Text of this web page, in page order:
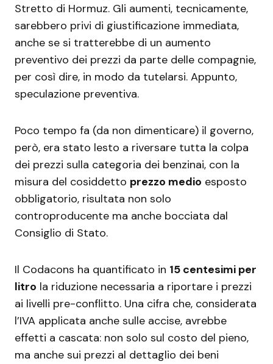
Stretto di Hormuz. Gli aumenti, tecnicamente,
sarebbero privi di giustificazione immediata,
anche se si tratterebbe di un aumento
preventivo dei prezzi da parte delle compagnie,
per così dire, in modo da tutelarsi. Appunto,
speculazione preventiva.
Poco tempo fa (da non dimenticare) il governo,
però, era stato lesto a riversare tutta la colpa
dei prezzi sulla categoria dei benzinai, con la
misura del cosiddetto prezzo medio esposto
obbligatorio, risultata non solo
controproducente ma anche bocciata dal
Consiglio di Stato.
Il Codacons ha quantificato in 15 centesimi per
litro la riduzione necessaria a riportare i prezzi
ai livelli pre-conflitto. Una cifra che, considerata
l’IVA applicata anche sulle accise, avrebbe
effetti a cascata: non solo sul costo del pieno,
ma anche sui prezzi al dettaglio dei beni